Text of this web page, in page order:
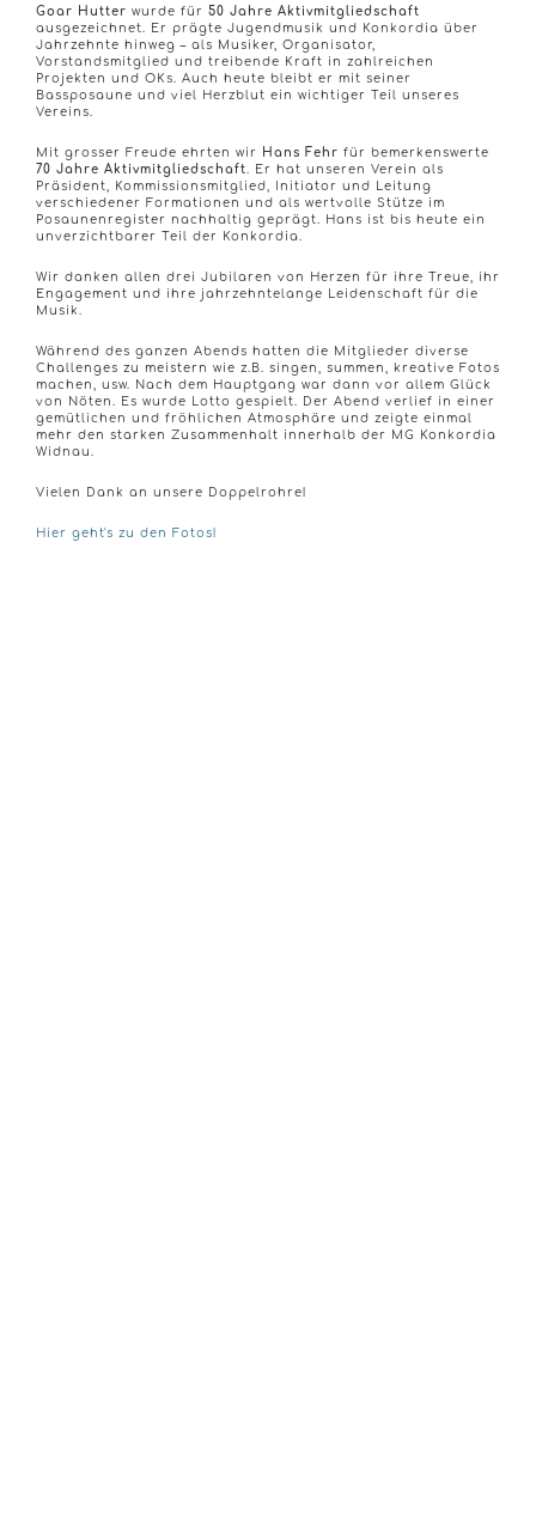
Goar Hutter wurde für 50 Jahre Aktivmitgliedschaft
ausgezeichnet. Er prägte Jugendmusik und Konkordia über
Jahrzehnte hinweg – als Musiker, Organisator,
Vorstandsmitglied und treibende Kraft in zahlreichen
Projekten und OKs. Auch heute bleibt er mit seiner
Bassposaune und viel Herzblut ein wichtiger Teil unseres
Vereins.
Mit grosser Freude ehrten wir Hans Fehr für bemerkenswerte
70 Jahre Aktivmitgliedschaft . Er hat unseren Verein als
Präsident, Kommissionsmitglied, Initiator und Leitung
verschiedener Formationen und als wertvolle Stütze im
Posaunenregister nachhaltig geprägt. Hans ist bis heute ein
unverzichtbarer Teil der Konkordia.
Wir danken allen drei Jubilaren von Herzen für ihre Treue, ihr
Engagement und ihre jahrzehntelange Leidenschaft für die
Musik.
Während des ganzen Abends hatten die Mitglieder diverse
Challenges zu meistern wie z.B. singen, summen, kreative Fotos
machen, usw. Nach dem Hauptgang war dann vor allem Glück
von Nöten. Es wurde Lotto gespielt. Der Abend verlief in einer
gemütlichen und fröhlichen Atmosphäre und zeigte einmal
mehr den starken Zusammenhalt innerhalb der MG Konkordia
Widnau.
Vielen Dank an unsere Doppelrohre!
Hier geht's zu den Fotos!